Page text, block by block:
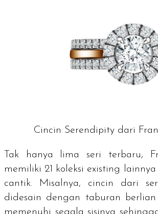
Cincin Serendipity dari
Tak hanya lima seri terbaru,
memiliki 21 koleksi existing
cantik. Misalnya, cincin dari
didesain dengan taburan